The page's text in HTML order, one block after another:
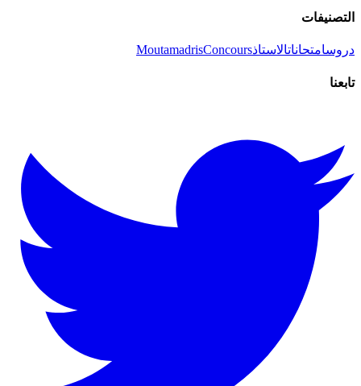
التصنيفات
دروسامتحاناتالاستاذ MoutamadrisConcours
تابعنا